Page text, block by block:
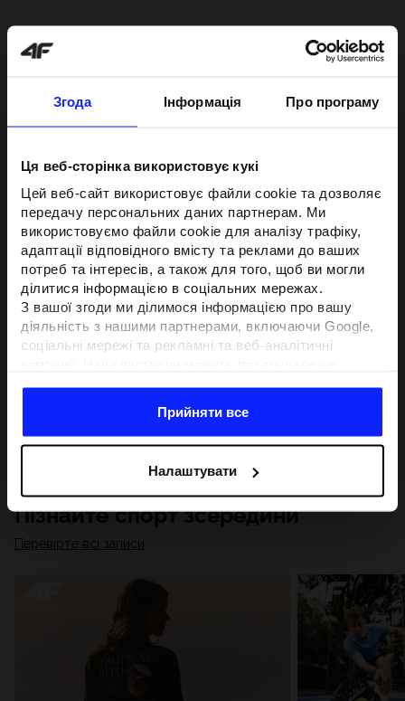
Згода Інформація Про програму
Ця веб-сторінка використовує кукі
Цей веб-сайт використовує файли cookie та дозволяє
передачу персональних даних партнерам. Ми
використовуємо файли cookie для аналізу трафіку,
адаптації відповідного вмісту та реклами до ваших
потреб та інтересів, а також для того, щоб ви могли
ділитися інформацією в соціальних мережах.
З вашої згоди ми ділимося інформацією про вашу
діяльність з нашими партнерами, включаючи Google,
соціальні мережі та рекламні та веб-аналітичні
отримують у результаті використання вами їхніх
послуг.З вашої згоди ми також можемо ділитися
з метою націлювання та покращення відображення
відповідної онлайн-реклами, проведення аналітики,
відповідності вмісту та вдосконалення рішень, які
пропонують наші партнери (наприклад, соціальні
мережі). Детальну інформацію можна знайти в нашій
та в розділі «Деталі».
Прийняти все
Налаштувати
Пізнайте спорт зсередини
Перевірте всі записи